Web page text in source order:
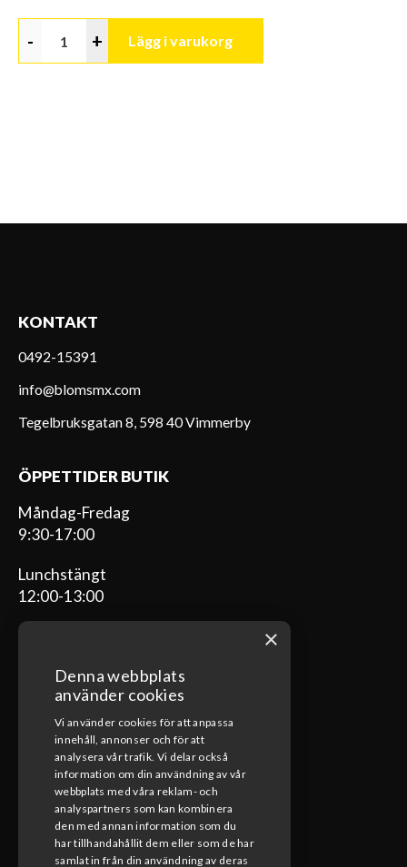
- + Lägg i varukorg
KONTAKT
0492-15391
info@blomsmx.com
Tegelbruksgatan 8, 598 40 Vimmerby
ÖPPETTIDER BUTIK
Måndag-Fredag
9:30-17:00
Lunchstängt
12:00-13:00
ÖPPETTIDER VERKSTAD
Måndag-Fredag
08:00-17:00
Lunchstängt
12:00-13:00
×
Denna webbplats
använder cookies
Vi använder cookies för att anpassa
innehåll, annonser och för att
analysera vår trafik. Vi delar också
information om din användning av vår
webbplats med våra reklam- och
analyspartners som kan kombinera
den med annan information som du
har tillhandahållit dem eller som de har
samlat in från din användning av deras